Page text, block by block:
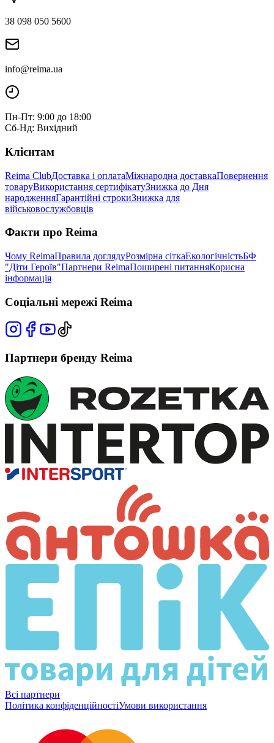
38 098 050 5600
info@reima.ua
Пн-Пт: 9:00 до 18:00
Сб-Нд: Вихідний
Клієнтам
Reima ClubДоставка і оплатаМіжнародна доставкаПовернення
товаруВикористання сертифікатуЗнижка до Дня
народженняГарантійні строкиЗнижка для
військовослужбовців
Факти про Reima
Чому ReimaПравила доглядуРозмірна сіткаЕкологічністьБФ
"Діти Героїв"Партнери ReimaПоширені питанняКорисна
інформація
Соціальні мережі Reima
Партнери бренду Reima
Всі партнери
Політика конфіденційностіУмови використання